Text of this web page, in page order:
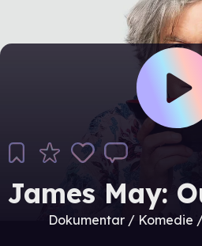
James May:
Dokumentar / Komedie